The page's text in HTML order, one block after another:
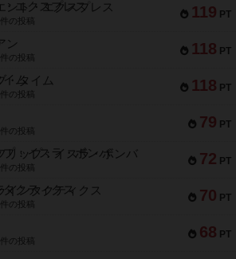
119 PT
ント・エクスプレス
の投稿
118 PT
ン
の投稿
118 PT
・タイム
の投稿
79 PT
の投稿
72 PT
リップ：イスラ・ボンバ
の投稿
70 PT
インタクティクス
の投稿
68 PT
の投稿